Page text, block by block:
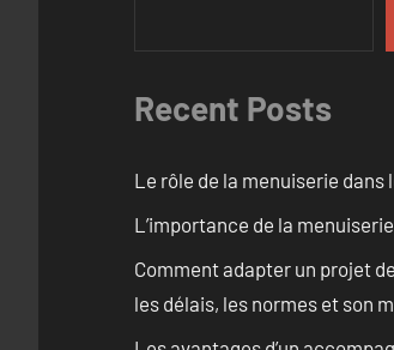
Recent Posts
Le rôle de la menuiserie dans
L’importance de la
Comment adapter un projet
les délais, les normes et son